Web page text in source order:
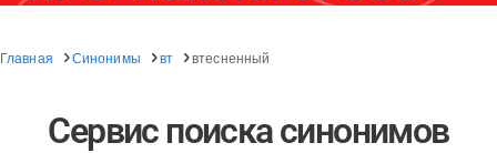
Главная Синонимы вт втесненный
Сервис поиска синонимов